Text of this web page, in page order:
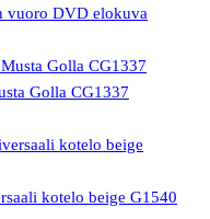
vuoro DVD elokuva
Golla CG1337
kotelo beige G1540